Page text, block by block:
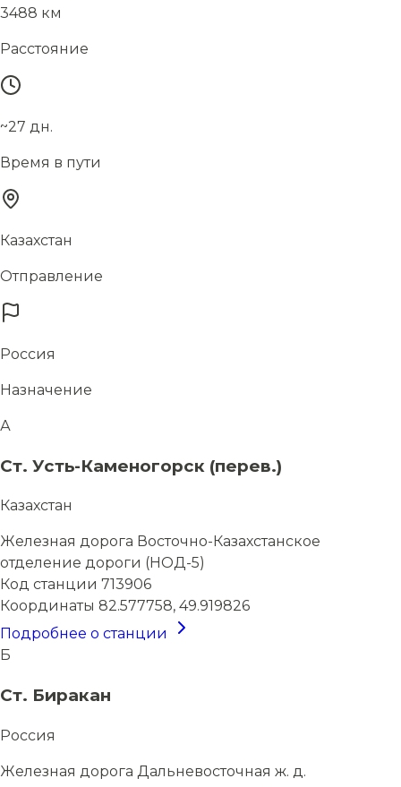
3488 км
Расстояние
~27 дн.
Время в пути
Казахстан
Отправление
Россия
Назначение
А
Ст. Усть-Каменогорск (перев.)
Казахстан
Железная дорога Восточно-Казахстанское
отделение дороги (НОД-5)
Код станции 713906
Координаты 82.577758, 49.919826
Подробнее о станции
Б
Ст. Биракан
Россия
Железная дорога Дальневосточная ж. д.